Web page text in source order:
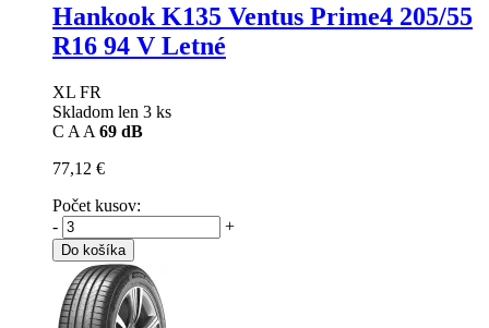
Hankook K135 Ventus Prime4 205/55
R16 94 V Letné
XL FR
Skladom len 3 ks
C A A 69 dB
77,12 €
Počet kusov:
-
+
Do košíka